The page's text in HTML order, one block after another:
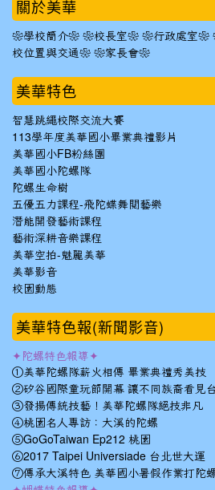
關於美華
❀學校簡介❀ ❀校長室❀ ❀行政處室❀
校位置與交通❀ ❀家長會❀
美華特色
智慧跳繩校際交流大賽
113學年度美華國小畢業典禮影片
美華國小FB粉絲團
美華國小陀螺隊
陀螺生命樹
五優五力課程-飛陀蝶舞閱藝樂
潛能開發藝術課程
藝術深耕音樂課程
美華空拍-魅麗美華
美華影音
校園動態
美華特色報(新聞影音)
✦陀螺特色報導✦
①美華陀螺隊薪火相傳 畢業典禮秀美技
②矽谷國際童玩節開幕 讓不同族裔看見
③發揚傳統技藝！美華陀螺隊絕技非凡
④桃園名人專訪：大溪的陀螺
⑤GoGoTaiwan Ep212 桃園
⑥2017 Taipei Universiade 台北世大運
⑦傳承大溪特色 美華國小暑假作業打陀